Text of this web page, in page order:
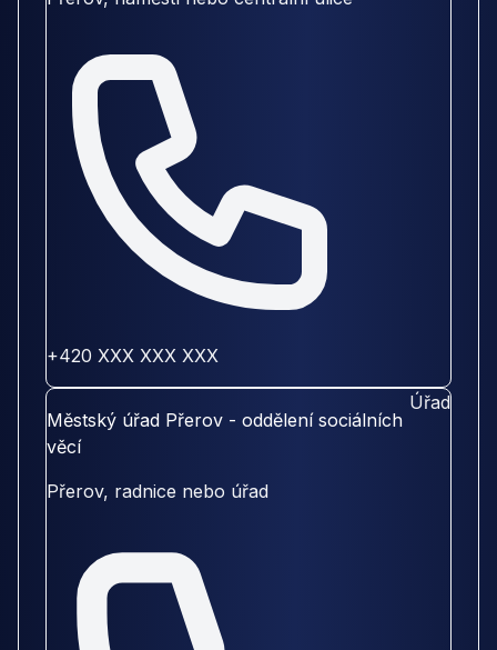
+420 XXX XXX XXX
Městský úřad Přerov - oddělení sociálních
věcí
Přerov, radnice nebo úřad
Úřad